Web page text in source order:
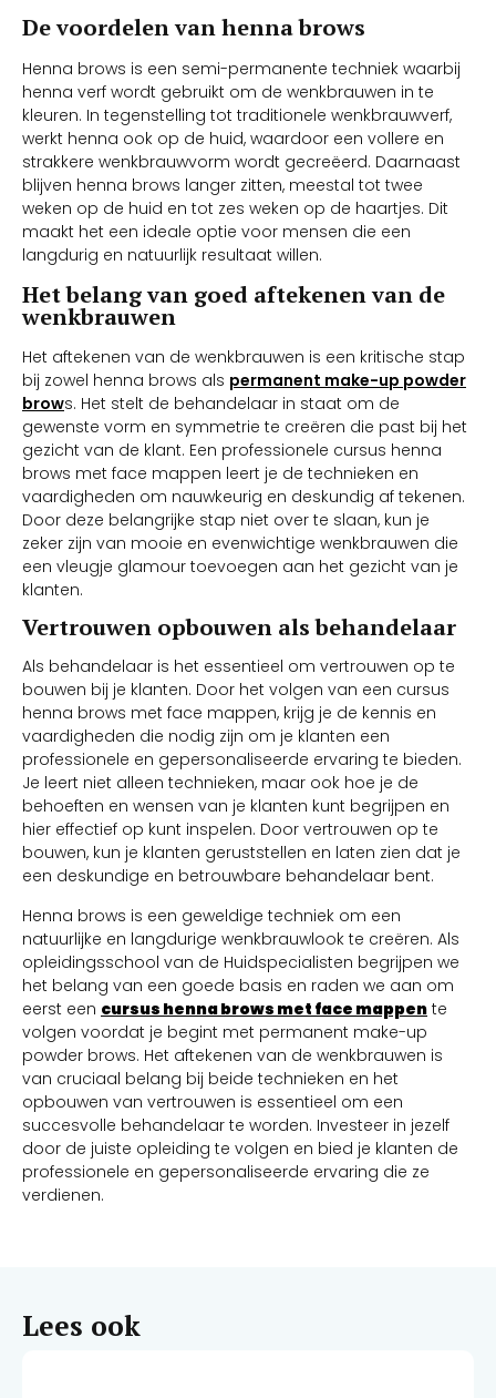
De voordelen van henna brows
Henna brows is een semi-permanente techniek waarbij
henna verf wordt gebruikt om de wenkbrauwen in te
kleuren. In tegenstelling tot traditionele wenkbrauwverf,
werkt henna ook op de huid, waardoor een vollere en
strakkere wenkbrauwvorm wordt gecreëerd. Daarnaast
blijven henna brows langer zitten, meestal tot twee
weken op de huid en tot zes weken op de haartjes. Dit
maakt het een ideale optie voor mensen die een
langdurig en natuurlijk resultaat willen.
Het belang van goed aftekenen van de
wenkbrauwen
Het aftekenen van de wenkbrauwen is een kritische stap
bij zowel henna brows als permanent make-up powder
brows. Het stelt de behandelaar in staat om de
gewenste vorm en symmetrie te creëren die past bij het
gezicht van de klant. Een professionele cursus henna
brows met face mappen leert je de technieken en
vaardigheden om nauwkeurig en deskundig af tekenen.
Door deze belangrijke stap niet over te slaan, kun je
zeker zijn van mooie en evenwichtige wenkbrauwen die
een vleugje glamour toevoegen aan het gezicht van je
klanten.
Vertrouwen opbouwen als behandelaar
Als behandelaar is het essentieel om vertrouwen op te
bouwen bij je klanten. Door het volgen van een cursus
henna brows met face mappen, krijg je de kennis en
vaardigheden die nodig zijn om je klanten een
professionele en gepersonaliseerde ervaring te bieden.
Je leert niet alleen technieken, maar ook hoe je de
behoeften en wensen van je klanten kunt begrijpen en
hier effectief op kunt inspelen. Door vertrouwen op te
bouwen, kun je klanten geruststellen en laten zien dat je
een deskundige en betrouwbare behandelaar bent.
Henna brows is een geweldige techniek om een
natuurlijke en langdurige wenkbrauwlook te creëren. Als
opleidingsschool van de Huidspecialisten begrijpen we
het belang van een goede basis en raden we aan om
eerst een cursus henna brows met face mappen te
volgen voordat je begint met permanent make-up
powder brows. Het aftekenen van de wenkbrauwen is
van cruciaal belang bij beide technieken en het
opbouwen van vertrouwen is essentieel om een
succesvolle behandelaar te worden. Investeer in jezelf
door de juiste opleiding te volgen en bied je klanten de
professionele en gepersonaliseerde ervaring die ze
verdienen.
Lees ook